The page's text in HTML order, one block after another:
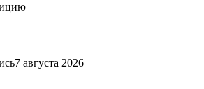
7 августа 2026